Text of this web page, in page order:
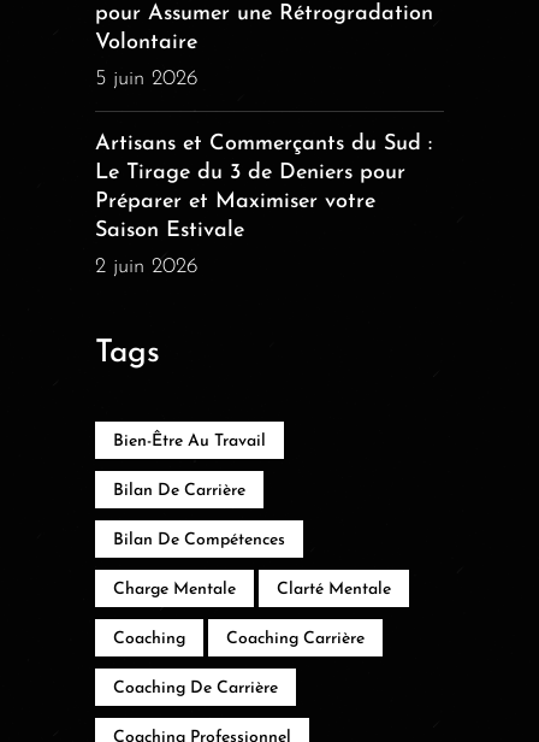
pour Assumer une Rétrogradation
Volontaire
5 juin 2026
Artisans et Commerçants du Sud :
Le Tirage du 3 de Deniers pour
Préparer et Maximiser votre
Saison Estivale
2 juin 2026
Tags
Bien-Être Au Travail
Bilan De Carrière
Bilan De Compétences
Charge Mentale Clarté Mentale
Coaching Coaching Carrière
Coaching De Carrière
Coaching Professionnel